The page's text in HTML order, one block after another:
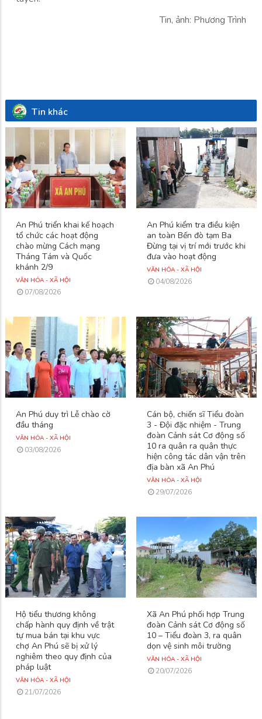
Tin, ảnh: Phương Trình
Tin khác
An Phú triển khai kế hoạch
tổ chức các hoạt động
chào mừng Cách mạng
Tháng Tám và Quốc
khánh 2/9
VĂN HÓA - XÃ HỘI
07/08/2026
An Phú kiểm tra điều kiện
an toàn Bến đò tạm Ba
Đừng tại vị trí mới trước khi
đưa vào hoạt động
VĂN HÓA - XÃ HỘI
04/08/2026
An Phú duy trì Lễ chào cờ
đầu tháng
VĂN HÓA - XÃ HỘI
03/08/2026
Cán bộ, chiến sĩ Tiểu đoàn
3 - Đội đặc nhiệm - Trung
đoàn Cảnh sát Cơ động số
10 ra quân ra quân thực
hiện công tác dân vận trên
địa bàn xã An Phú
VĂN HÓA - XÃ HỘI
29/07/2026
Hộ tiểu thương không
chấp hành quy định về trật
tự mua bán tại khu vực
chợ An Phú sẽ bị xử lý
nghiêm theo quy định của
pháp luật
VĂN HÓA - XÃ HỘI
21/07/2026
Xã An Phú phối hợp Trung
đoàn Cảnh sát Cơ động số
10 – Tiểu đoàn 3, ra quân
dọn vệ sinh môi trường
VĂN HÓA - XÃ HỘI
20/07/2026